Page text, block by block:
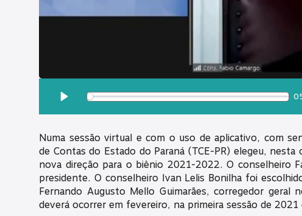
Numa sessão virtual e com o uso de aplicativo, com
de Contas do Estado do Paraná (TCE-PR) elegeu,
nova direção para o biênio 2021-2022. O conselheiro
presidente. O conselheiro Ivan Lelis Bonilha foi
Fernando Augusto Mello Guimarães, corregedor geral
deverá ocorrer em fevereiro, na primeira sessão de